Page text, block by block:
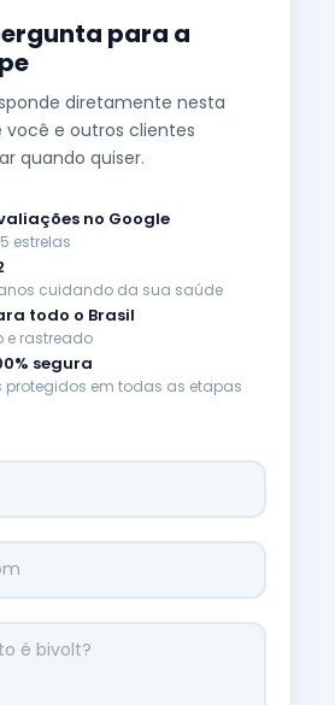
para a
diretamente nesta
você e outros clientes
quando quiser.
no Google
estrelas
cuidando da sua saúde
todo o Brasil
e rastreado
segura
protegidos em todas as etapas